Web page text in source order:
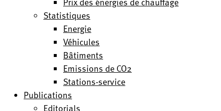
Statistiques
Energie
Véhicules
Bâtiments
Emissions de CO2
Stations-service
Publications
Editorials